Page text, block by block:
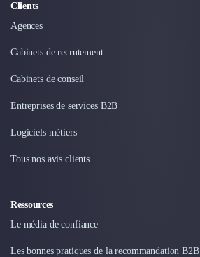
Clients
Agences
Cabinets de recrutement
Cabinets de conseil
Entreprises de services B2B
Logiciels métiers
Tous nos avis clients
Ressources
Le média de confiance
Les bonnes pratiques de la recommandation B2B